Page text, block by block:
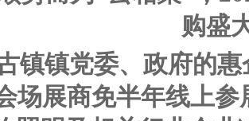
镇镇党委、政府的
场展商免半年线上